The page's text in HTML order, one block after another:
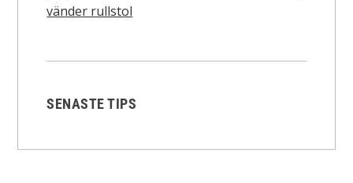
vänder rullstol
SENASTE TIPS